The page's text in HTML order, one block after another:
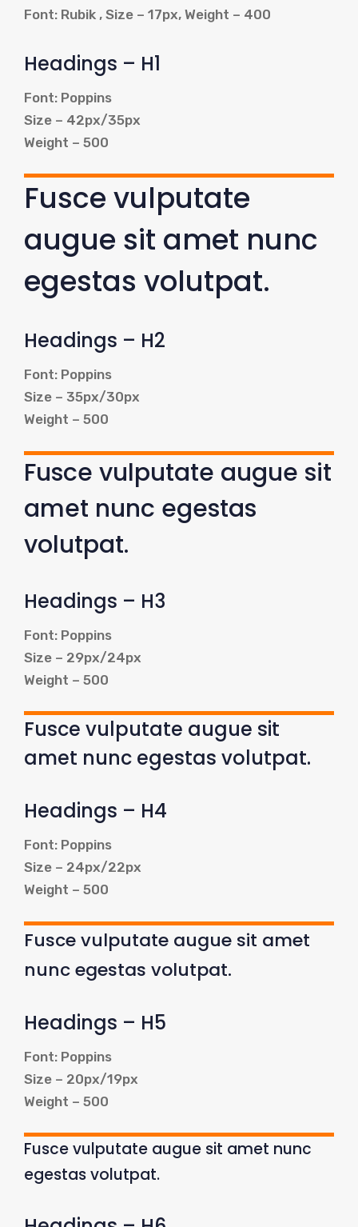
Font: Rubik , Size – 17px, Weight – 400
Headings – H1
Font: Poppins
Size – 42px/35px
Weight – 500
Fusce vulputate
augue sit amet nunc
egestas volutpat.
Headings – H2
Font: Poppins
Size – 35px/30px
Weight – 500
Fusce vulputate augue sit
amet nunc egestas
volutpat.
Headings – H3
Font: Poppins
Size – 29px/24px
Weight – 500
Fusce vulputate augue sit
amet nunc egestas volutpat.
Headings – H4
Font: Poppins
Size – 24px/22px
Weight – 500
Fusce vulputate augue sit amet
nunc egestas volutpat.
Headings – H5
Font: Poppins
Size – 20px/19px
Weight – 500
Fusce vulputate augue sit amet nunc
egestas volutpat.